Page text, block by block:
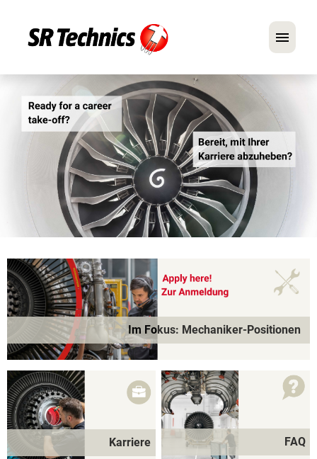
Englisch
Im Fokus: Mechaniker-Positionen
FAQ
Bewerbungstipps
Im Fokus: Mechaniker-Positionen
Karriere FAQ